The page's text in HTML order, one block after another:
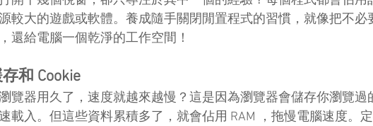
較大的遊戲或軟體。養成隨手關閉閒置程式的習慣，就像把不必
還給電腦一個乾淨的工作空間！
和 Cookie
覽器用久了，速度就越來越慢？這是因為瀏覽器會儲存你瀏覽過
載入。但這些資料累積多了，就會佔用 RAM ，拖慢電腦速度。